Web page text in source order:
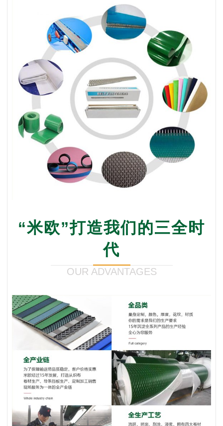
“米欧”打造我们的三全时
代
OUR ADVANTAGES